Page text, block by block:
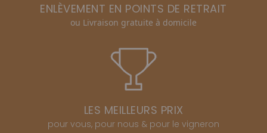
ENLÈVEMENT EN POINTS DE RETRAIT
ou Livraison gratuite à domicile
LES MEILLEURS PRIX
pour vous, pour nous & pour le vigneron